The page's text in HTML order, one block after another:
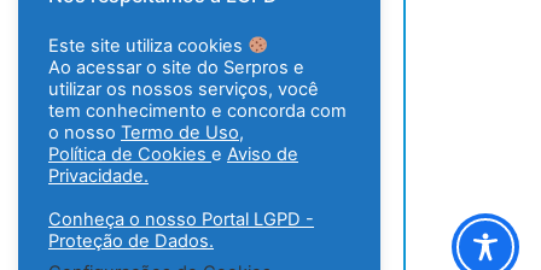
Este site utiliza cookies
Ao acessar o site do Serpros e
utilizar os nossos serviços, você
tem conhecimento e concorda com
o nosso Termo de Uso,
Política de Cookies e Aviso de
Privacidade.
Conheça o nosso Portal LGPD -
Proteção de Dados.